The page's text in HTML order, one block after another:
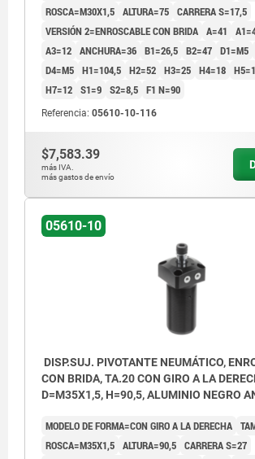
ROSCA=M30X1,5 ALTURA=75 CARRERA S=17,5
VERSIÓN 2=ENROSCABLE CON BRIDA A=41
A3=12 ANCHURA=36 B1=26,5 B2=47 D1=M5
D4=M5 H1=104,5 H2=52 H3=25 H4=18
H7=12 S1=9 S2=8,5 F1 N=90
Referencia: 05610-10-116
$7,583.39
más IVA.
más gastos de envío
05610-10
DISP.SUJ. PIVOTANTE NEUMÁTICO,
CON BRIDA, TA.20 CON GIRO A LA
D=M35X1,5, H=90,5, ALUMINIO NEGRO
MODELO DE FORMA=CON GIRO A LA DERECHA
ROSCA=M35X1,5 ALTURA=90,5 CARRERA S=27